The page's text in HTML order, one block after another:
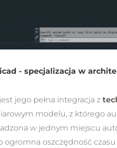
- specjalizacja w
jego pełna integracja z
modelu, z którego
w jednym miejscu
oszczędność czasu